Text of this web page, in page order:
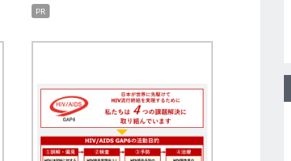
PR